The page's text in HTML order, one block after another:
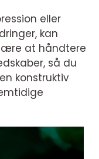
eller
kan
at håndtere
så du
konstruktiv